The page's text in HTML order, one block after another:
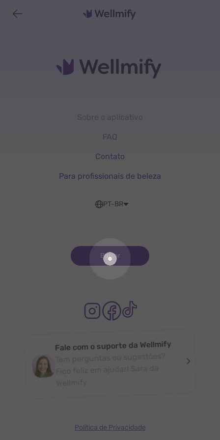
Sobre o aplicativo
FAQ
Contato
Para profissionais de beleza
PT-BR
Baixar
Fale com o suporte da Wellmify
Política de Privacidade